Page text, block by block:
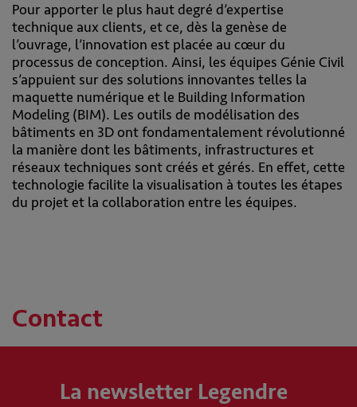
Pour apporter le plus haut degré d’expertise
technique aux clients, et ce, dès la genèse de
l’ouvrage, l’innovation est placée au cœur du
processus de conception. Ainsi, les équipes Génie Civil
s’appuient sur des solutions innovantes telles la
maquette numérique et le Building Information
Modeling (BIM). Les outils de modélisation des
bâtiments en 3D ont fondamentalement révolutionné
la manière dont les bâtiments, infrastructures et
réseaux techniques sont créés et gérés. En effet, cette
technologie facilite la visualisation à toutes les étapes
du projet et la collaboration entre les équipes.
Contact
La newsletter Legendre